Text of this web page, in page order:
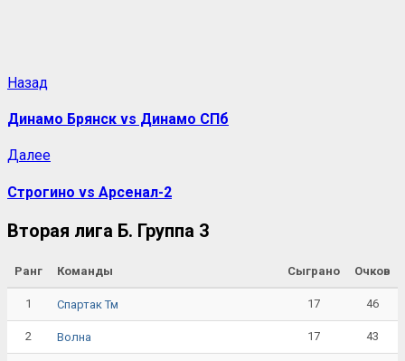
Назад
Динамо Брянск vs Динамо СПб
Далее
Строгино vs Арсенал-2
Вторая лига Б. Группа 3
Ранг Команды Сыграно Очков
1 Спартак Тм 17 46
2 Волна 17 43